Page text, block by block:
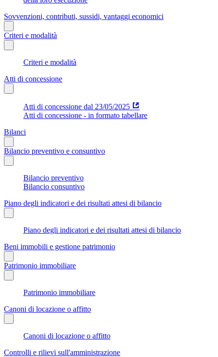
Sovvenzioni, contributi, sussidi, vantaggi economici
Criteri e modalità
Criteri e modalità
Atti di concessione
Atti di concessione dal 23/05/2025
Atti di concessione - in formato tabellare
Bilanci
Bilancio preventivo e consuntivo
Bilancio preventivo
Bilancio consuntivo
Piano degli indicatori e dei risultati attesi di bilancio
Piano degli indicatori e dei risultati attesi di bilancio
Beni immobili e gestione patrimonio
Patrimonio immobiliare
Patrimonio immobiliare
Canoni di locazione o affitto
Canoni di locazione o affitto
Controlli e rilievi sull'amministrazione